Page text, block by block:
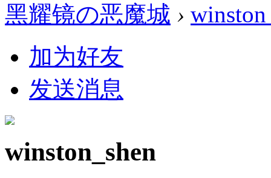
黑耀镜の恶魔城 ›
加为好友
发送消息
winston_shen